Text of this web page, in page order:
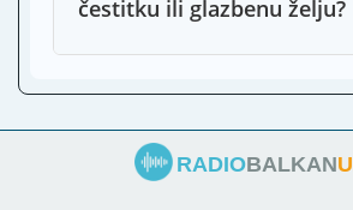
čestitku ili glazbenu želju?
RADIOBALKAN